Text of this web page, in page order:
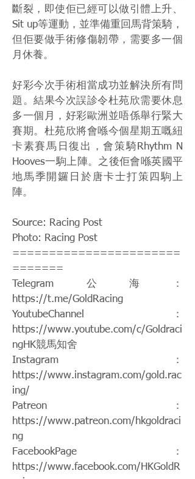
斷裂，即使佢已經可以做引體上升、
Sit up等運動，並準備重回馬背策騎，
但佢要做手術修傷韌帶，需要多一個
月休養。
好彩今次手術相當成功並解決所有問
題。結果今次誤診令杜苑欣需要休息
多一個月，好彩歐洲並唔係舉行緊大
賽期。杜苑欣將會喺今個星期五嘅紐
卡素賽馬日復出，會策騎Rhythm N
Hooves一駒上陣。之後佢會喺英國平
地馬季開鑼日於唐卡士打策四駒上
陣。
Source: Racing Post
Photo: Racing Post
=======================
=======
Telegram公海：
https://t.me/GoldRacing
YoutubeChannel：
https://www.youtube.com/c/Goldraci
ngHK競馬知舍
Instagram：
https://www.instagram.com/gold.rac
ing/
Patreon：
https://www.patreon.com/hkgoldraci
ng
FacebookPage：
https://www.facebook.com/HKGoldR